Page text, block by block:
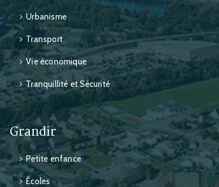
Urbanisme
Transport
Vie économique
Tranquillité et Sécurité
Grandir
Petite enfance
Écoles